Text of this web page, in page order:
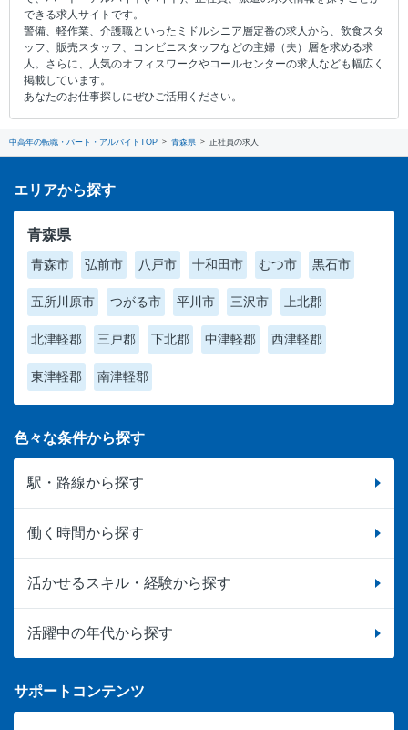
できる求人サイトです。
警備、軽作業、介護職といったミドルシニア層定番の求人から、飲食スタ
ッフ、販売スタッフ、コンビニスタッフなどの主婦（夫）層を求める求
人。さらに、人気のオフィスワークやコールセンターの求人なども幅広く
掲載しています。
あなたのお仕事探しにぜひご活用ください。
中高年の転職・パート・アルバイトTOP 青森県 正社員の求人
エリアから探す
青森県
青森市 弘前市 八戸市 十和田市 むつ市 黒石市
五所川原市 つがる市 平川市 三沢市 上北郡
北津軽郡 三戸郡 下北郡 中津軽郡 西津軽郡
東津軽郡 南津軽郡
色々な条件から探す
駅・路線から探す
働く時間から探す
活かせるスキル・経験から探す
活躍中の年代から探す
サポートコンテンツ